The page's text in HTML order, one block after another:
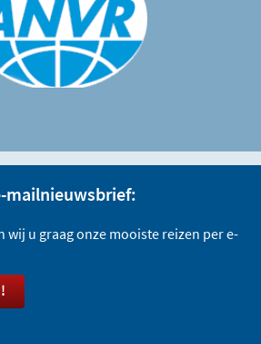
mailnieuwsbrief:
wij u graag onze mooiste reizen per e-